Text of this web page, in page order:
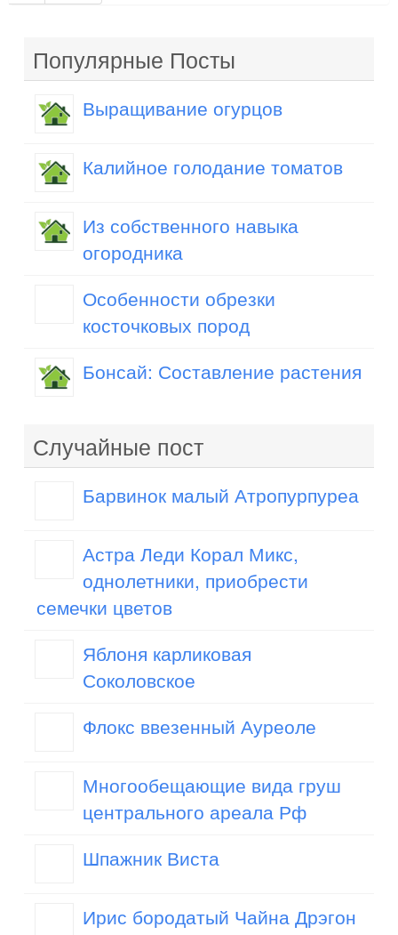
Популярные Посты
Выращивание огурцов
Калийное голодание томатов
Из собственного навыка
огородника
Особенности обрезки
косточковых пород
Бонсай: Составление растения
Случайные пост
Барвинок малый Атропурпуреа
Астра Леди Корал Микс,
однолетники, приобрести
семечки цветов
Яблоня карликовая
Соколовское
Флокс ввезенный Ауреоле
Многообещающие вида груш
центрального ареала Рф
Шпажник Виста
Ирис бородатый Чайна Дрэгон